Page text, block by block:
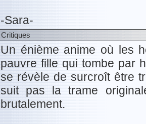
-Sara-
Critiques
Un énième anime où les
pauvre fille qui tombe par
se révèle de surcroît être
suit pas la trame
brutalement.